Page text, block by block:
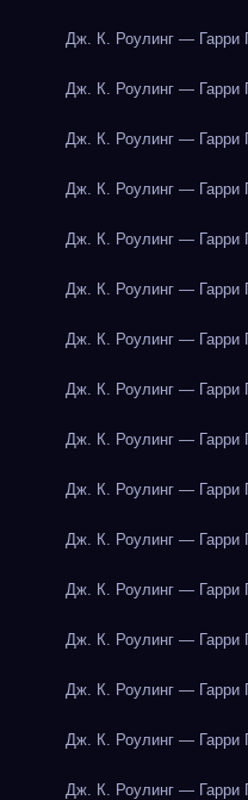
Дж. К. Роулинг — Гарри
Дж. К. Роулинг — Гарри
Дж. К. Роулинг — Гарри
Дж. К. Роулинг — Гарри
Дж. К. Роулинг — Гарри
Дж. К. Роулинг — Гарри
Дж. К. Роулинг — Гарри
Дж. К. Роулинг — Гарри
Дж. К. Роулинг — Гарри
Дж. К. Роулинг — Гарри
Дж. К. Роулинг — Гарри
Дж. К. Роулинг — Гарри
Дж. К. Роулинг — Гарри
Дж. К. Роулинг — Гарри
Дж. К. Роулинг — Гарри
Дж. К. Роулинг — Гарри